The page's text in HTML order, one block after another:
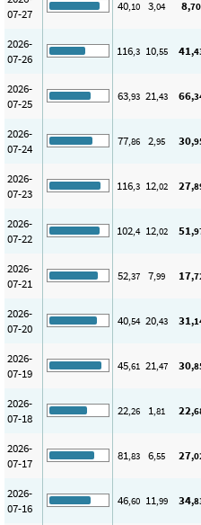
07-27
40,10 3,04 8,70
2026-
07-26
116,3 10,55 41
2026-
07-25
63,93 21,43 66
2026-
07-24
77,86 2,95 30
2026-
07-23
116,3 12,02 27
2026-
07-22
102,4 12,02 51
2026-
07-21
52,37 7,99 17
2026-
07-20
40,54 20,43 31
2026-
07-19
45,61 21,47 30
2026-
07-18
22,26 1,81 22
2026-
07-17
81,83 6,55 27
2026-
07-16
46,60 11,99 34